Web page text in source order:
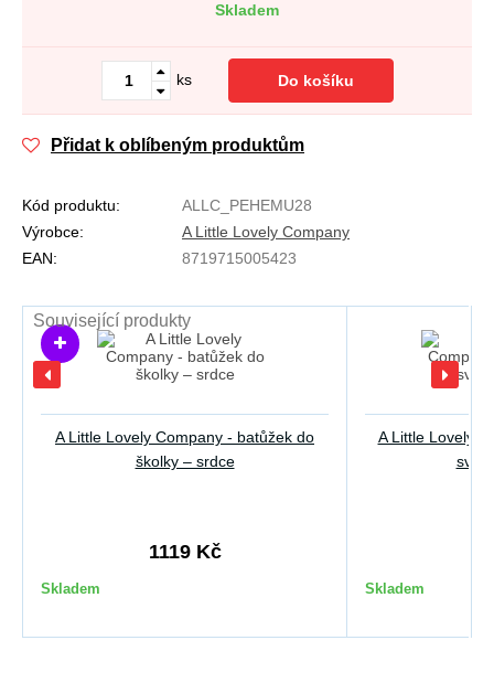
Skladem
ks Do košíku
Přidat k oblíbeným produktům
Kód produktu:
ALLC_PEHEMU28
Výrobce:
A Little Lovely Company
EAN:
8719715005423
Související produkty
A Little Lovely Company - batůžek do
školky – srdce
1119 Kč
Skladem
A Little Lovely
Skladem